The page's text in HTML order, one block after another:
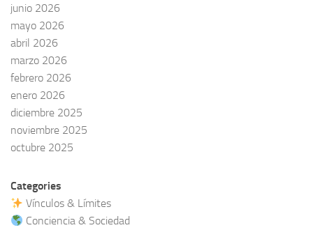
junio 2026
mayo 2026
abril 2026
marzo 2026
febrero 2026
enero 2026
diciembre 2025
noviembre 2025
octubre 2025
Categories
Vínculos & Límites
Conciencia & Sociedad